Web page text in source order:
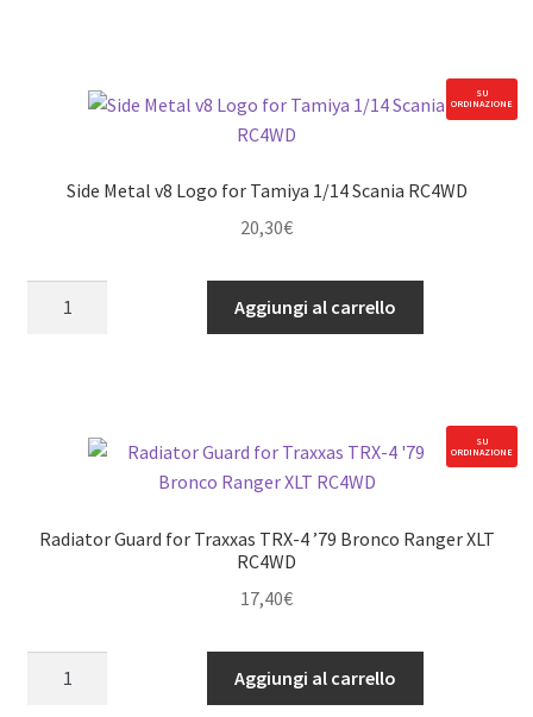
SU
ORDINAZIONE
Side Metal v8 Logo for Tamiya 1/14 Scania RC4WD
20,30€
RC4WD
Aggiungi al carrello
SU
ORDINAZIONE
Radiator Guard for Traxxas TRX-4 ’79 Bronco Ranger XLT
RC4WD
17,40€
Aggiungi al carrello